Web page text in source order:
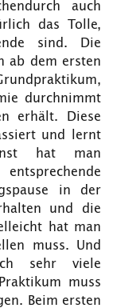
auch
das Tolle,
sind. Die
ab dem ersten
durchnimmt
erhält. Diese
und lernt
hat man
in der
und die
hat man
muss. Und
sehr viele
muss
Beim ersten